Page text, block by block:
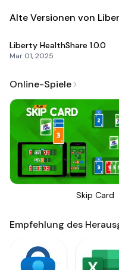
Alte Versionen von
Liberty HealthShare 1.0.0
Mar 01, 2025
Online-Spiele
Skip Card
Empfehlung des